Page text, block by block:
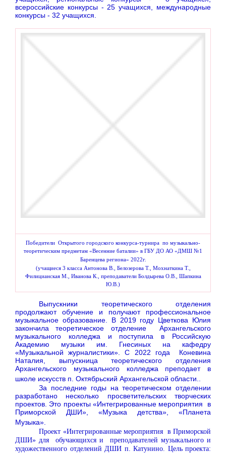
всероссийские конкурсы - 25 учащихся, международные
конкурсы - 32 учащихся.
Победители Открытого городского конкурса-турнира по музыкально-
теоретическим предметам «Весенние баталии» в ГБУ ДО АО «ДМШ №1
Баренцева региона» 2022г.
(учащиеся 3 класса Антонова В., Белозерова Т., Мохнаткина Т.,
Филицианская М., Иванова К., преподаватели Болдырева О.В., Шапкина
Ю.В.)
Выпускники теоретического отделения
продолжают обучение и получают профессиональное
музыкальное образование. В 2019 году Цветкова Юлия
закончила теоретическое отделение Архангельского
музыкального колледжа и поступила в Российскую
Академию музыки им. Гнесиных на кафедру
«Музыкальной журналистики». С 2022 года Коневина
Наталия, выпускница теоретического отделения
Архангельского музыкального колледжа преподает в
школе искусств п. Октябрьский Архангельской области..
За последние годы на теоретическом отделении
разработано несколько просветительских творческих
проектов. Это проекты «Интегрированные мероприятия в
Приморской ДШИ», «Музыка детства», «Планета
Музыка».
Проект «Интегрированные мероприятия в Приморской
ДШИ» для обучающихся и преподавателей музыкального и
художественного отделений ДШИ п. Катунино. Цель проекта: